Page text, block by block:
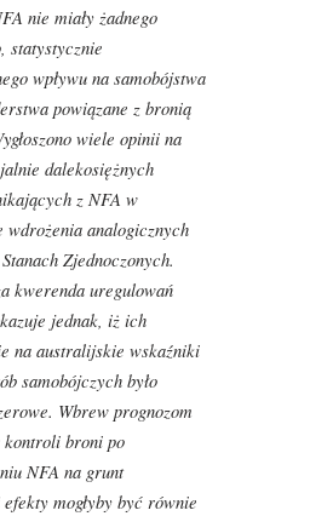
nie miały żadnego
statystycznie
wpływu na samobójstwa
powiązane z bronią
wiele opinii na
dalekosiężnych
z NFA w
wdrożenia analogicznych
Zjednoczonych.
kwerenda uregulowań
jednak, iż ich
na australijskie wskaźniki
samobójczych było
Wbrew prognozom
kontroli broni po
NFA na grunt
mogłyby być równie